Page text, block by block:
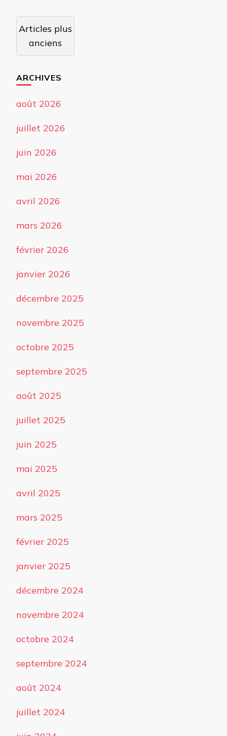
Navigation
des
articles
Articles plus
anciens
ARCHIVES
août 2026
juillet 2026
juin 2026
mai 2026
avril 2026
mars 2026
février 2026
janvier 2026
décembre 2025
novembre 2025
octobre 2025
septembre 2025
août 2025
juillet 2025
juin 2025
mai 2025
avril 2025
mars 2025
février 2025
janvier 2025
décembre 2024
novembre 2024
octobre 2024
septembre 2024
août 2024
juillet 2024